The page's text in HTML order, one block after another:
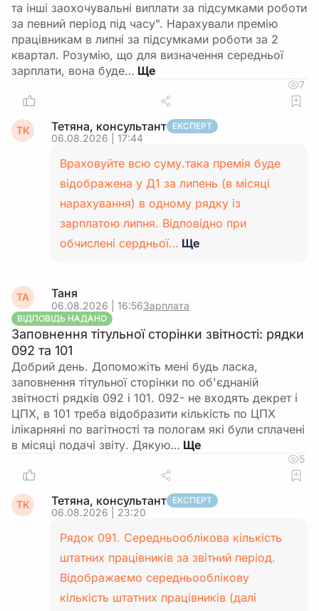
та інші заохочувальні виплати за підсумками роботи
за певний період під часу". Нарахували премію
працівникам в липні за підсумками роботи за 2
квартал. Розумію, що для визначення середньої
зарплати, вона буде…
7
ТК Тетяна, консультант ЕКСПЕРТ
06.08.2026 | 17:44
Враховуйте всю суму.така премія буде
відображена у Д1 за липень (в місяці
нарахування) в одному рядку із
зарплатою липня. Відповідно при
обчислені сердньої… Ще
ТА Таня
06.08.2026 | 16:56Зарплата
ВІДПОВІДЬ НАДАНО
Заповнення тітульної сторінки звітності: рядки
092 та 101
Добрий день. Допоможіть мені будь ласка,
заповнення тітульної сторінки по об'єднаній
звітності рядків 092 і 101. 092- не входять декрет і
ЦПХ, в 101 треба відобразити кількість по ЦПХ
ілікарняні по вагітності та пологам які були сплачені
в місяці подачі звіту. Дякую…
5
ТК Тетяна, консультант ЕКСПЕРТ
06.08.2026 | 23:20
Рядок 091. Середньооблікова кількість
штатних працівників за звітний період.
Відображаємо середньооблікову
кількість штатних працівників (далі